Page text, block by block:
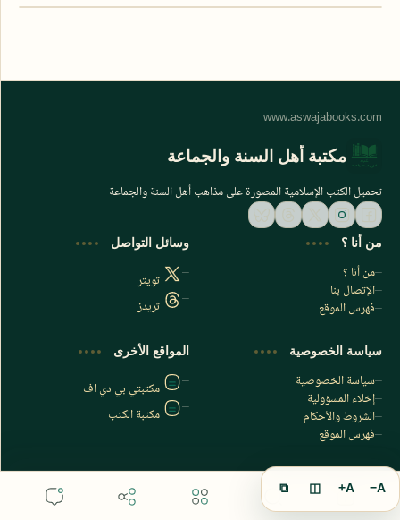
اشترك الآن
اشترك في قناتنا على تليجرام
مكتبة أهل السنة والجماعة
تحميل الكتب الإسلامية المصورة على مذاهب أهل السنة والجماعة
من أنا ؟
من أنا ؟
الإتصال بنا
فهرس الموقع
وسائل التواصل
تويتر
ثريدز
سياسة الخصوصية
سياسة الخصوصية
إخلاء المسؤولية
الشروط والأحكام
فهرس الموقع
المواقع الأخرى
مكتبتي بي دي اف
مكتبة الكتب
A−
A+
◫
⧉